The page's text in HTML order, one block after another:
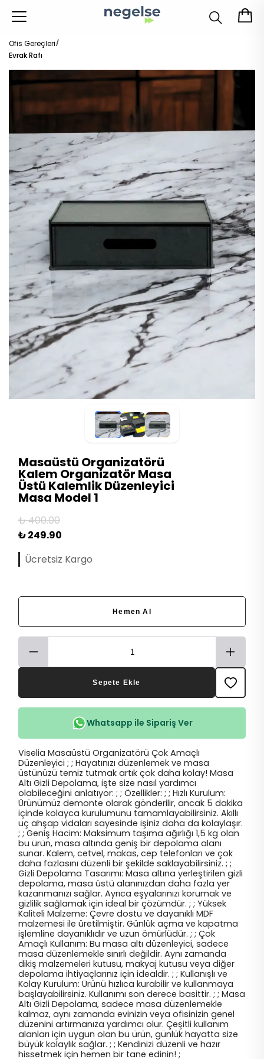
Ofis Gereçleri
Evrak Rafı
Masaüstü Organizatörü
Kalem Organizatör Masa
Üstü Kalemlik Düzenleyici
Masa Model 1
₺ 400.00
₺ 249.90
Ücretsiz Kargo
Hemen Al
Sepete Ekle
Whatsapp ile Sipariş Ver
Viselia Masaüstü Organizatörü Çok Amaçlı
Düzenleyici ; ; Hayatınızı düzenlemek ve masa
üstünüzü temiz tutmak artık çok daha kolay! Masa
Altı Gizli Depolama, işte size nasıl yardımcı
olabileceğini anlatıyor: ; ; Özellikler: ; ; Hızlı Kurulum:
Ürünümüz demonte olarak gönderilir, ancak 5 dakika
içinde kolayca kurulumunu tamamlayabilirsiniz. Akıllı
uç ahşap vidaları sayesinde işiniz daha da kolaylaşır.
; ; Geniş Hacim: Maksimum taşıma ağırlığı 1,5 kg olan
bu ürün, masa altında geniş bir depolama alanı
sunar. Kalem, cetvel, makas, cep telefonları ve çok
daha fazlasını düzenli bir şekilde saklayabilirsiniz. ; ;
Gizli Depolama Tasarımı: Masa altına yerleştirilen gizli
depolama, masa üstü alanınızdan daha fazla yer
kazanmanızı sağlar. Ayrıca eşyalarınızı korumak ve
gizlilik sağlamak için ideal bir çözümdür. ; ; Yüksek
Kaliteli Malzeme: Çevre dostu ve dayanıklı MDF
malzemesi ile üretilmiştir. Günlük açma ve kapatma
işlemline dayanıklıdır ve uzun ömürlüdür. ; ; Çok
Amaçlı Kullanım: Bu masa altı düzenleyici, sadece
masa düzenlemekle sınırlı değildir. Aynı zamanda
dikiş malzemeleri kutusu, makyaj kutusu veya diğer
depolama ihtiyaçlarınız için idealdir. ; ; Kullanışlı ve
Kolay Kurulum: Ürünü hızlıca kurabilir ve kullanmaya
başlayabilirsiniz. Kullanımı son derece basittir. ; ; Masa
Altı Gizli Depolama, sadece masa düzenlemekle
kalmaz, aynı zamanda evinizin veya ofisinizin genel
düzenini artırmanıza yardımcı olur. Çeşitli kullanım
alanları için uygun olan bu ürün, günlük hayatta size
büyük kolaylık sağlar. ; ; Kendinizi düzenli ve hazır
hissetmek için hemen bir tane edinin! ;